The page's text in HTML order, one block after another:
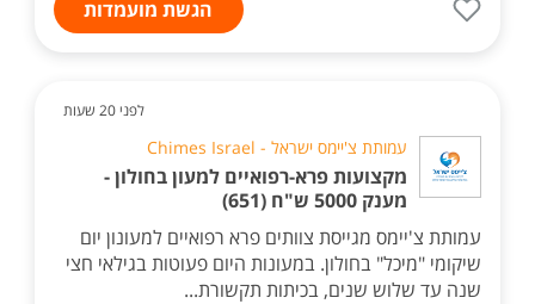
הגשת מועמדות
לפני 20 שעות
עמותת צ'יימס ישראל - Chimes Israel
מקצועות פרא-רפואיים למעון בחולון -
מענק 5000 ש"ח (651)
עמותת צ'יימס מגייסת צוותים פרא רפואיים למעונון יום
שיקומי "מיכל" בחולון. במעונות היום פעוטות בגילאי חצי
שנה עד שלוש שנים, בכיתות תקשורת...